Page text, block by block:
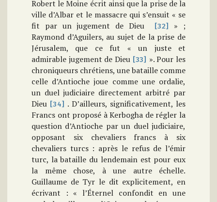
Robert le Moine écrit ainsi que la prise de la
ville d’Albar et le massacre qui s’ensuit « se
fit par un jugement de Dieu
[32]
» ;
Raymond d’Aguilers, au sujet de la prise de
Jérusalem, que ce fut « un juste et
admirable jugement de Dieu [33] ». Pour les
chroniqueurs chrétiens, une bataille comme
celle d’Antioche joue comme une ordalie,
un duel judiciaire directement arbitré par
Dieu [34] . D’ailleurs, significativement, les
Francs ont proposé à Kerbogha de régler la
question d’Antioche par un duel judiciaire,
opposant six chevaliers francs à six
chevaliers turcs : après le refus de l’émir
turc, la bataille du lendemain est pour eux
la même chose, à une autre échelle.
Guillaume de Tyr le dit explicitement, en
écrivant : « l’Éternel confondit en une